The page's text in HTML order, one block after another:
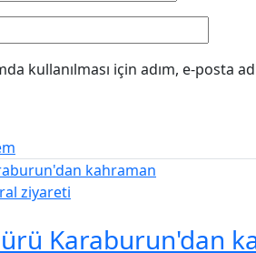
kullanılması için adım, e-posta
Karaburun'dan